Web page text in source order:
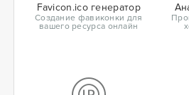
Favicon.ico генератор
Создание фавиконки для
вашего ресурса онлайн